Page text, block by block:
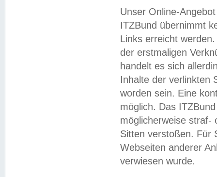
Unser Online-
ITZBund übernimmt
Links erreicht
der erstmaligen
handelt es sich
Inhalte der verlinkten
worden sein. Eine
möglich. Das
möglicherweise straf-
Sitten verstoßen. Für
Webseiten anderer
verwiesen wurde.